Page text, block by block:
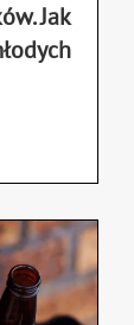
Jak